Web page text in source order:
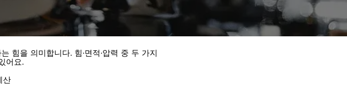
힘을 의미합니다. 힘·면적·압력 중 두 가지
어요.
산